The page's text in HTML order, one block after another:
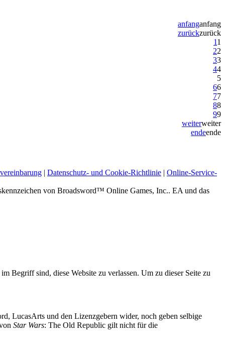
anfanganfang
zurückzurück
11
22
33
44
5
66
77
88
99
weiterweiter
endeende
| Datenschutz- und Cookie-Richtlinie | Online-Service-
von Broadsword™ Online Games, Inc.. EA und das
Begriff sind, diese Website zu verlassen. Um zu dieser Seite zu
LucasArts und den Lizenzgebern wider, noch geben selbige
Star Wars: The Old Republic gilt nicht für die